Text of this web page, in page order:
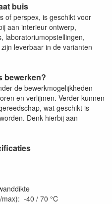
buis
of perspex, is geschikt voor
aan interieur ontwerp,
laboratoriumopstellingen,
leverbaar in de varianten
bewerken?
de bewerkmogelijkheden
en verlijmen. Verder kunnen
wat geschikt is
Denk hierbij aan
-40 / 70 °C